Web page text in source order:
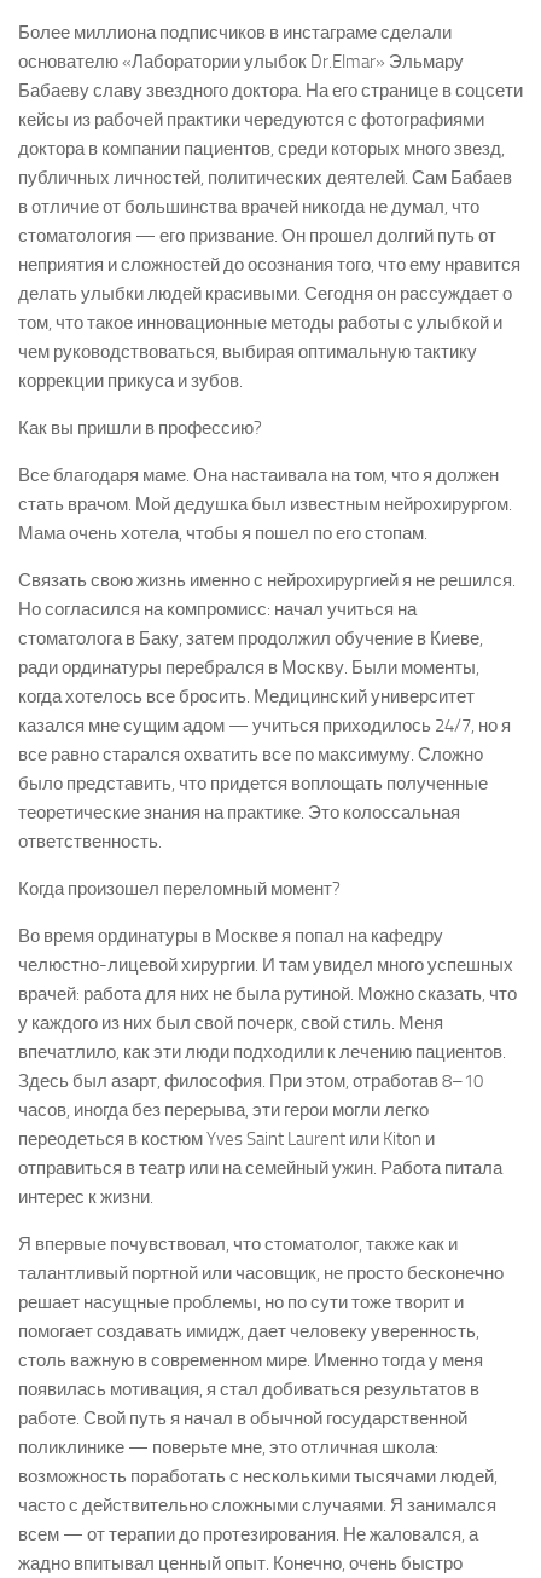
Более миллиона подписчиков в инстаграме сделали
основателю «Лаборатории улыбок Dr.Elmar» Эльмару
Бабаеву славу звездного доктора. На его странице в соцсети
кейсы из рабочей практики чередуются с фотографиями
доктора в компании пациентов, среди которых много звезд,
публичных личностей, политических деятелей. Сам Бабаев
в отличие от большинства врачей никогда не думал, что
стоматология — его призвание. Он прошел долгий путь от
неприятия и сложностей до осознания того, что ему нравится
делать улыбки людей красивыми. Сегодня он рассуждает о
том, что такое инновационные методы работы с улыбкой и
чем руководствоваться, выбирая оптимальную тактику
коррекции прикуса и зубов.
Как вы пришли в профессию?
Все благодаря маме. Она настаивала на том, что я должен
стать врачом. Мой дедушка был известным нейрохирургом.
Мама очень хотела, чтобы я пошел по его стопам.
Связать свою жизнь именно с нейрохирургией я не решился.
Но согласился на компромисс: начал учиться на
стоматолога в Баку, затем продолжил обучение в Киеве,
ради ординатуры перебрался в Москву. Были моменты,
когда хотелось все бросить. Медицинский университет
казался мне сущим адом — учиться приходилось 24/7, но я
все равно старался охватить все по максимуму. Сложно
было представить, что придется воплощать полученные
теоретические знания на практике. Это колоссальная
ответственность.
Когда произошел переломный момент?
Во время ординатуры в Москве я попал на кафедру
челюстно-лицевой хирургии. И там увидел много успешных
врачей: работа для них не была рутиной. Можно сказать, что
у каждого из них был свой почерк, свой стиль. Меня
впечатлило, как эти люди подходили к лечению пациентов.
Здесь был азарт, философия. При этом, отработав 8–10
часов, иногда без перерыва, эти герои могли легко
переодеться в костюм Yves Saint Laurent или Kiton и
отправиться в театр или на семейный ужин. Работа питала
интерес к жизни.
Я впервые почувствовал, что стоматолог, также как и
талантливый портной или часовщик, не просто бесконечно
решает насущные проблемы, но по сути тоже творит и
помогает создавать имидж, дает человеку уверенность,
столь важную в современном мире. Именно тогда у меня
появилась мотивация, я стал добиваться результатов в
работе. Свой путь я начал в обычной государственной
поликлинике — поверьте мне, это отличная школа:
возможность поработать с несколькими тысячами людей,
часто с действительно сложными случаями. Я занимался
всем — от терапии до протезирования. Не жаловался, а
жадно впитывал ценный опыт. Конечно, очень быстро